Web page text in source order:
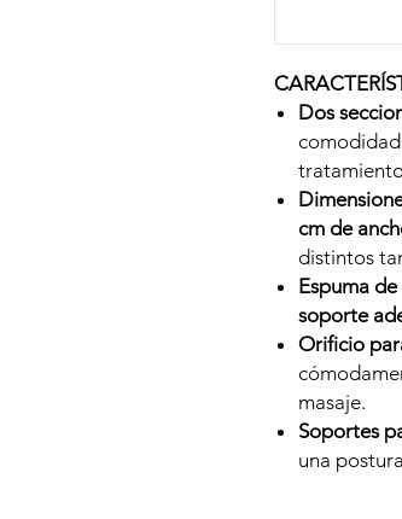
Dos
cm de
distintos
Espuma
soporte
Orificio
masaje.
Soportes
una